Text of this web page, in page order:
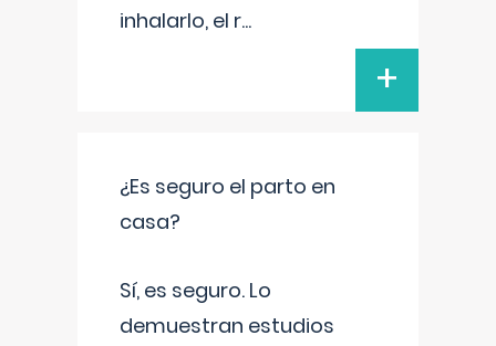
inhalarlo, el r...
+
¿Es seguro el parto en
casa?
Sí, es seguro. Lo
demuestran estudios